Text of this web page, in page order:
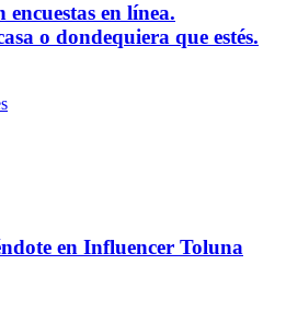
en línea.
o dondequiera que estés.
en Influencer Toluna